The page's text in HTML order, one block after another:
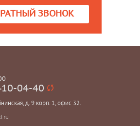
ЗВОНОК
04-40
д. 9 корп. 1, офис 32.